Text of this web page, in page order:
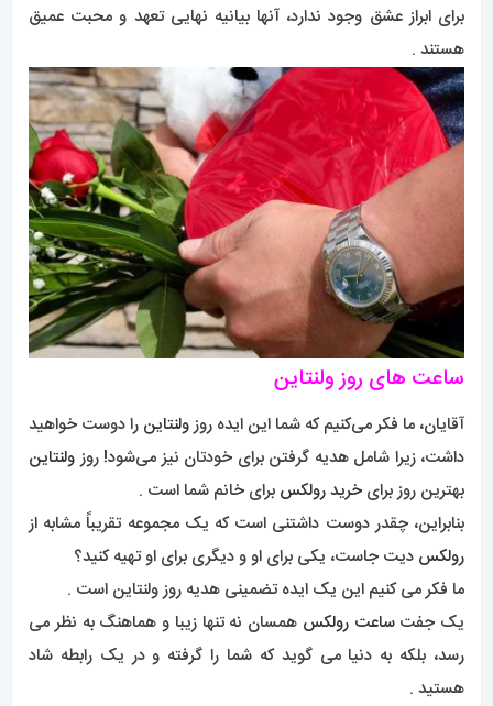
برای ابراز عشق وجود ندارد، آنها بیانیه نهایی تعهد و محبت عمیق
هستند .
ساعت های روز ولنتاین
آقایان، ما فکر می‌کنیم که شما این ایده روزولنتاین را دوست خواهید
داشت، زیرا شامل هدیه گرفتن برای خودتان نیز می‌شود! روز ولنتاین
بهترین روز برای خرید رولکس برای خانم شما است .
بنابراین، چقدر دوست داشتنی است که یک مجموعه تقریباً مشابه از
رولکس دیت جاست، یکی برای او و دیگری برای او تهیه کنید؟
ما فکر می کنیم این یک ایده تضمینی هدیه روز ولنتاین است .
یک جفتساعت رولکس همسان نه تنها زیبا و هماهنگ به نظر می
رسد، بلکه به دنیا می گوید که شما را گرفته و در یک رابطه شاد
هستید .